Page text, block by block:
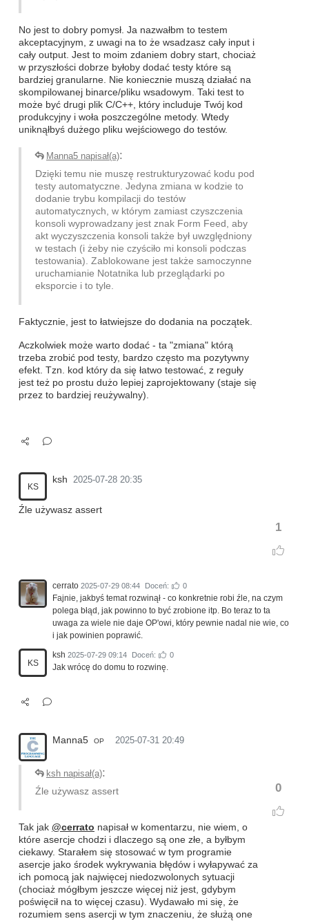
No jest to dobry pomysł. Ja nazwałbm to testem
akceptacyjnym, z uwagi na to że wsadzasz cały input i
cały output. Jest to moim zdaniem dobry start, chociaż
w przyszłości dobrze byłoby dodać testy które są
bardziej granularne. Nie koniecznie muszą działać na
skompilowanej binarce/pliku wsadowym. Taki test to
może być drugi plik C/C++, który includuje Twój kod
produkcyjny i woła poszczególne metody. Wtedy
uniknąłbyś dużego pliku wejściowego do testów.
Manna5 napisał(a):
Dzięki temu nie muszę restrukturyzować kodu pod
testy automatyczne. Jedyna zmiana w kodzie to
dodanie trybu kompilacji do testów
automatycznych, w którym zamiast czyszczenia
konsoli wyprowadzany jest znak Form Feed, aby
akt wyczyszczenia konsoli także był uwzględniony
w testach (i żeby nie czyściło mi konsoli podczas
testowania). Zablokowane jest także samoczynne
uruchamianie Notatnika lub przeglądarki po
eksporcie i to tyle.
Faktycznie, jest to łatwiejsze do dodania na początek.
Aczkolwiek może warto dodać - ta "zmiana" którą
trzeba zrobić pod testy, bardzo często ma pozytywny
efekt. Tzn. kod który da się łatwo testować, z reguły
jest też po prostu dużo lepiej zaprojektowany (staje się
przez to bardziej reużywalny).
KS
ksh 2025-07-28 20:35
1
Źle używasz assert
cerrato 2025-07-29 08:44 Doceń: 0
Fajnie, jakbyś temat rozwinął - co konkretnie robi źle, na czym
polega błąd, jak powinno to być zrobione itp. Bo teraz to ta
uwaga za wiele nie daje OP'owi, który pewnie nadal nie wie, co
i jak powinien poprawić.
KS
ksh 2025-07-29 09:14 Doceń: 0
Jak wrócę do domu to rozwinę.
Manna5 OP 2025-07-31 20:49
0
ksh napisał(a):
Źle używasz assert
Tak jak @cerrato napisał w komentarzu, nie wiem, o
które asercje chodzi i dlaczego są one złe, a byłbym
ciekawy. Starałem się stosować w tym programie
asercje jako środek wykrywania błędów i wyłapywać za
ich pomocą jak najwięcej niedozwolonych sytuacji
(chociaż mógłbym jeszcze więcej niż jest, gdybym
poświęcił na to więcej czasu). Wydawało mi się, że
rozumiem sens asercji w tym znaczeniu, że służą one